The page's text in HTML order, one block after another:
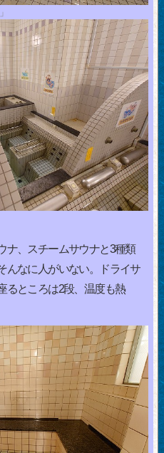
ナ、スチームサウナと3種類
んなに人がいない。ドライサ
るところは2段、温度も熱